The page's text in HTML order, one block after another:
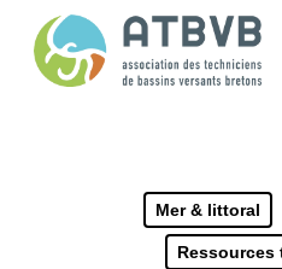
Mer & littoral
Ressources
Panneau de gestion des